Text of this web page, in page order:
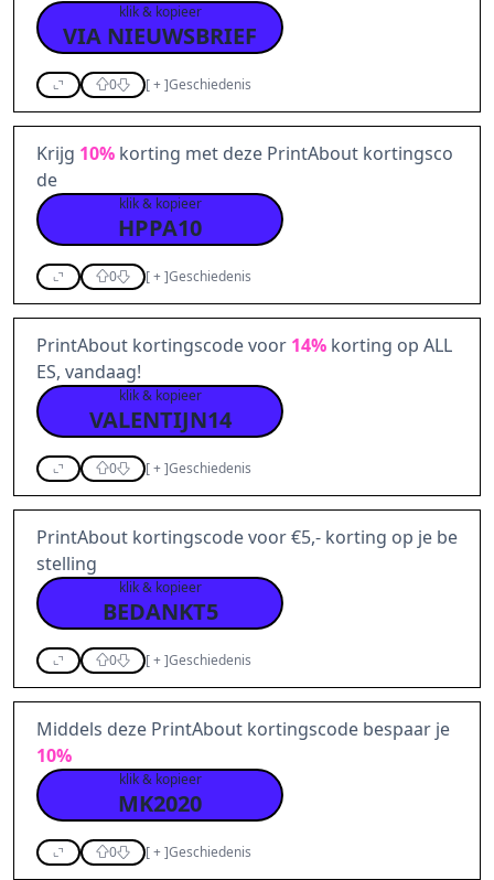
klik & kopieer
VIA NIEUWSBRIEF
0 [+]Geschiedenis
Krijg 10% korting met deze PrintAbout kortingsco
de
klik & kopieer
HPPA10
0 [+]Geschiedenis
PrintAbout kortingscode voor 14% korting op ALL
ES, vandaag!
klik & kopieer
VALENTIJN14
0 [+]Geschiedenis
PrintAbout kortingscode voor €5,- korting op je be
stelling
klik & kopieer
BEDANKT5
0 [+]Geschiedenis
Middels deze PrintAbout kortingscode bespaar je
10%
klik & kopieer
MK2020
0 [+]Geschiedenis